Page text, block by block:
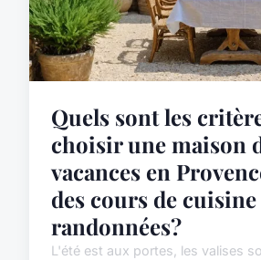
Quels sont les
choisir une maison
vacances en
des cours de cuisine
randonnées?
L'été est aux portes, les valises